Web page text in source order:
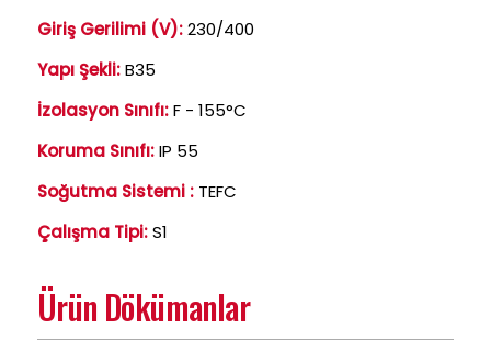
Giriş Gerilimi (V):230/400
Yapı Şekli:B35
İzolasyon Sınıfı:F - 155°C
Koruma Sınıfı:IP 55
Soğutma Sistemi : TEFC
Çalışma Tipi:S1
Ürün Dökümanlar